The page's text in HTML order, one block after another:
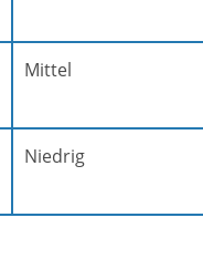
Mittel
Niedrig